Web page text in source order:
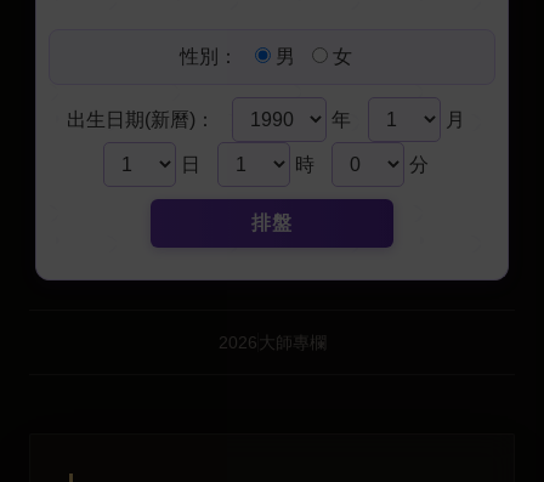
性別： 男 女
出生日期(新曆)： 年 月
日 時 分
排盤
2026 大師專欄